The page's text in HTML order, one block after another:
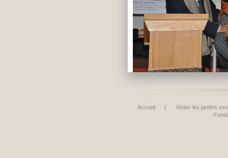
Accueil
Visiter les jardins